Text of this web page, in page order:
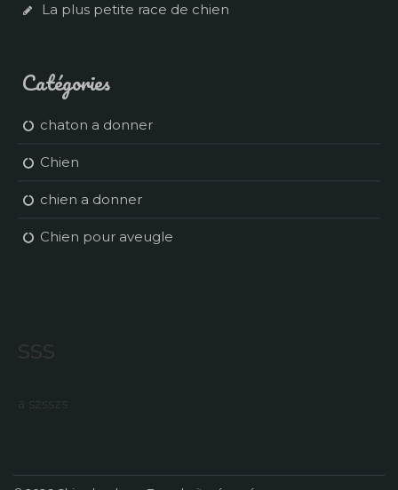
La plus petite race de chien
Catégories
chaton a donner
Chien
chien a donner
Chien pour aveugle
sss
a szsszs